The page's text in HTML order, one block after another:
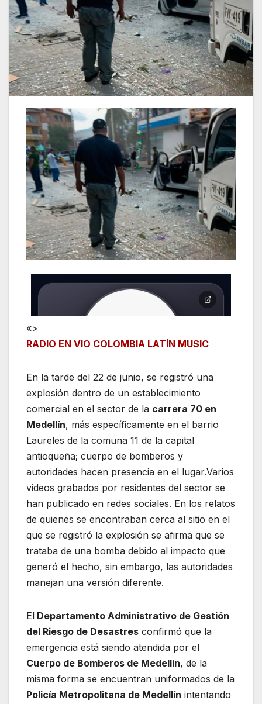
«>
RADIO EN VIO COLOMBIA LATÍN MUSIC
En la tarde del 22 de junio, se registró una
explosión dentro de un establecimiento
comercial en el sector de la carrera 70 en
Medellín, más específicamente en el barrio
Laureles de la comuna 11 de la capital
antioqueña; cuerpo de bomberos y
autoridades hacen presencia en el lugar.Varios
videos grabados por residentes del sector se
han publicado en redes sociales. En los relatos
de quienes se encontraban cerca al sitio en el
que se registró la explosión se afirma que se
trataba de una bomba debido al impacto que
generó el hecho, sin embargo, las autoridades
manejan una versión diferente.
El Departamento Administrativo de Gestión
del Riesgo de Desastres confirmó que la
emergencia está siendo atendida por el
Cuerpo de Bomberos de Medellín, de la
misma forma se encuentran uniformados de la
Policía Metropolitana de Medellín intentando